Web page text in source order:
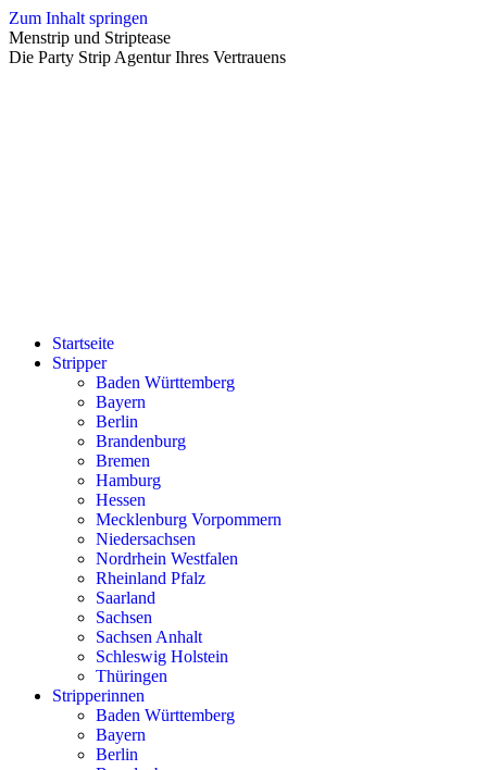
Zum Inhalt springen
Menstrip und Striptease
Die Party Strip Agentur Ihres Vertrauens
Startseite
Stripper
Baden Württemberg
Bayern
Berlin
Brandenburg
Bremen
Hamburg
Hessen
Mecklenburg Vorpommern
Niedersachsen
Nordrhein Westfalen
Rheinland Pfalz
Saarland
Sachsen
Sachsen Anhalt
Schleswig Holstein
Thüringen
Stripperinnen
Baden Württemberg
Bayern
Berlin